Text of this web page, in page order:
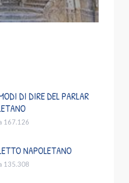
DI DIRE DEL PARLAR
167.126
NAPOLETANO
135.308